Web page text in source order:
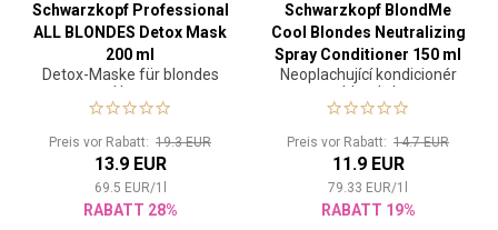
Schwarzkopf Professional
ALL BLONDES Detox Mask
200 ml
Detox-Maske für blondes
Haar
Preis vor Rabatt: 19.3 EUR
13.9 EUR
69.5 EUR/1
RABATT 28%
Schwarzkopf BlondMe
Cool Blondes Neutralizing
Spray Conditioner 150 ml
Neoplachující kondicionér
pro blond vlasy
Preis vor Rabatt: 14.7 EUR
11.9 EUR
79.33 EUR/1
RABATT 19%